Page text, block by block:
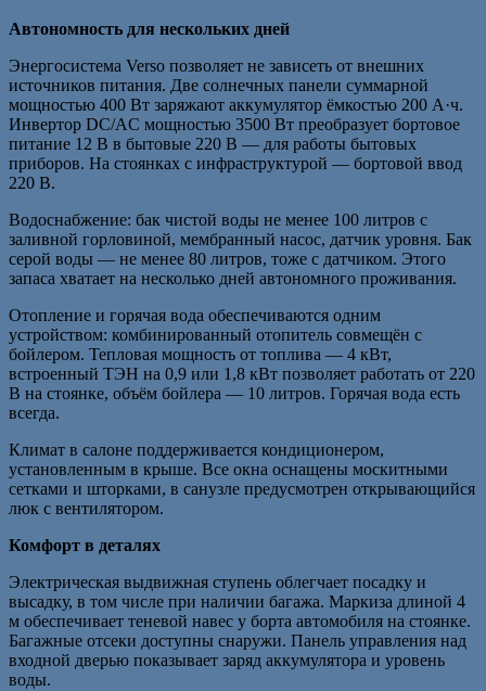
Автономность для нескольких дней
Энергосистема Verso позволяет не зависеть от внешних
источников питания. Две солнечных панели суммарной
мощностью 400 Вт заряжают аккумулятор ёмкостью 200 А·ч.
Инвертор DC/AC мощностью 3500 Вт преобразует бортовое
питание 12 В в бытовые 220 В — для работы бытовых
приборов. На стоянках с инфраструктурой — бортовой ввод
220 В.
Водоснабжение: бак чистой воды не менее 100 литров с
заливной горловиной, мембранный насос, датчик уровня. Бак
серой воды — не менее 80 литров, тоже с датчиком. Этого
запаса хватает на несколько дней автономного проживания.
Отопление и горячая вода обеспечиваются одним
устройством: комбинированный отопитель совмещён с
бойлером. Тепловая мощность от топлива — 4 кВт,
встроенный ТЭН на 0,9 или 1,8 кВт позволяет работать от 220
В на стоянке, объём бойлера — 10 литров. Горячая вода есть
всегда.
Климат в салоне поддерживается кондиционером,
установленным в крыше. Все окна оснащены москитными
сетками и шторками, в санузле предусмотрен открывающийся
люк с вентилятором.
Комфорт в деталях
Электрическая выдвижная ступень облегчает посадку и
высадку, в том числе при наличии багажа. Маркиза длиной 4
м обеспечивает теневой навес у борта автомобиля на стоянке.
Багажные отсеки доступны снаружи. Панель управления над
входной дверью показывает заряд аккумулятора и уровень
воды.